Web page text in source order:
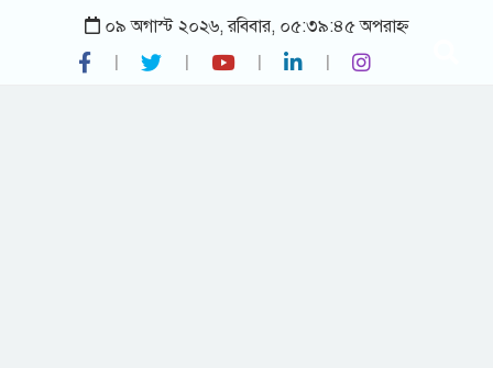
০৯ অগাস্ট ২০২৬, রবিবার, ০৫:৩৯:৪৫ অপরাহ্ন